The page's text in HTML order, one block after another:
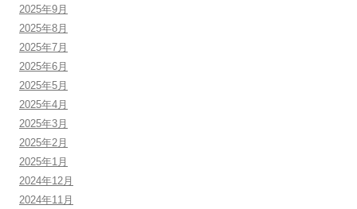
2025年9月
2025年8月
2025年7月
2025年6月
2025年5月
2025年4月
2025年3月
2025年2月
2025年1月
2024年12月
2024年11月